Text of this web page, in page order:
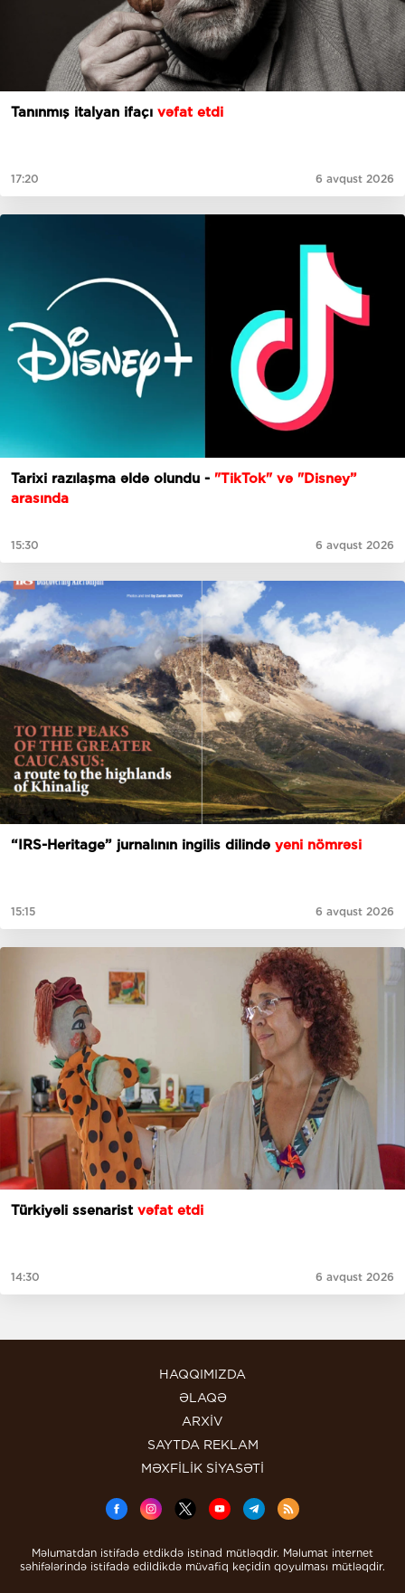
Tanınmış italyan ifaçı vəfat etdi
17:20 6 avqust 2026
Tarixi razılaşma əldə olundu - "TikTok" və "Disney”
arasında
15:30 6 avqust 2026
“IRS-Heritage” jurnalının ingilis dilində yeni nömrəsi
15:15 6 avqust 2026
Türkiyəli ssenarist vəfat etdi
14:30 6 avqust 2026
HAQQIMIZDA
ƏLAQƏ
ARXİV
SAYTDA REKLAM
MƏXFİLİK SİYASƏTİ
Məlumatdan istifadə etdikdə istinad mütləqdir. Məlumat internet
səhifələrində istifadə edildikdə müvafiq keçidin qoyulması mütləqdir.